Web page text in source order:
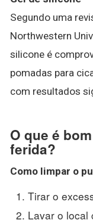
Segundo uma
Northwestern
silicone é
pomadas para
com resultados
O que é
ferida?
Como limpar o
Tirar o
Lavar o local